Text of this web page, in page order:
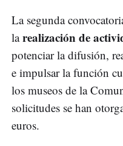
La segunda
larealización de
potenciar la difusión,
e impulsar la función
los museos de la
solicitudes se han
euros.